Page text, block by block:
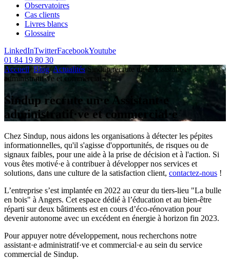
Observatoires
Cas clients
Livres blancs
Glossaire
LinkedInTwitterFacebookYoutube
01 84 19 80 30
Accueil/ Blog/ Actualités/Sindup recrute un·e Assistant·e
administratif·ve et commercial·e
Sindup recrute un·e Assistant·e
administratif·ve et commercial·e
Chez Sindup, nous aidons les organisations à détecter les pépites
informationnelles, qu'il s'agisse d'opportunités, de risques ou de
signaux faibles, pour une aide à la prise de décision et à l'action. Si
vous êtes motivé·e à contribuer à développer nos services et
solutions, dans une culture de la satisfaction client, contactez-nous !
L’entreprise s’est implantée en 2022 au cœur du tiers-lieu "La bulle
en bois" à Angers. Cet espace dédié à l’éducation et au bien-être
réparti sur deux bâtiments est en cours d’éco-rénovation pour
devenir autonome avec un excédent en énergie à horizon fin 2023.
Pour appuyer notre développement, nous recherchons notre
assistant·e administratif·ve et commercial·e au sein du service
commercial de Sindup.